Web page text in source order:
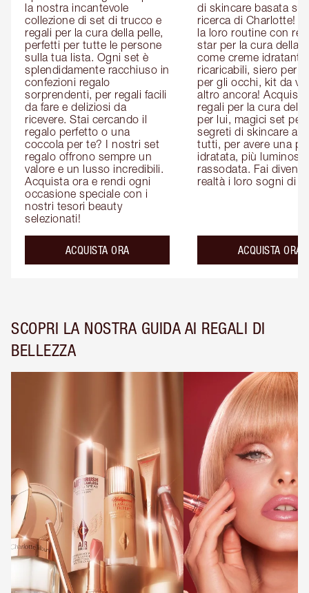
la nostra incantevole
collezione di set di trucco e
regali per la cura della pelle,
perfetti per tutte le persone
sulla tua lista. Ogni set è
splendidamente racchiuso in
confezioni regalo
sorprendenti, per regali facili
da fare e deliziosi da
ricevere. Stai cercando il
regalo perfetto o una
coccola per te? I nostri set
regalo offrono sempre un
valore e un lusso incredibili.
Acquista ora e rendi ogni
occasione speciale con i
nostri tesori beauty
selezionati!
ACQUISTA ORA
di skincare basata
ricerca di Charlotte!
la loro routine con
star per la cura della
come creme idratanti
ricaricabili, siero per il
per gli occhi, kit da
altro ancora!
regali per la cura della
per lui, magici set per
segreti di skincare
tutti, per avere una
idratata, più luminosa
rassodata. Fai
realtà i loro sogni di
ACQUISTA ORA
SCOPRI LA NOSTRA GUIDA AI REGALI DI
BELLEZZA